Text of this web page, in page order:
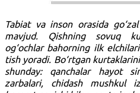
Tabiat va inson orasida
mavjud. Qishning sovuq
og‘ochlar bahorning ilk
tish yoradi. Bo‘rtgan
shunday: qanchalar hayot
zarbalari, chidash mushkul